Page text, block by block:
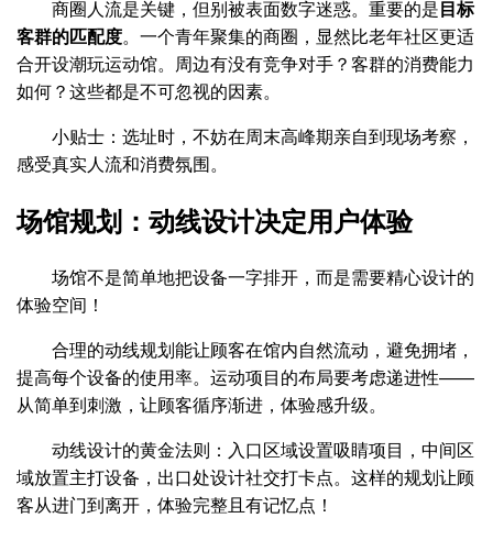
商圈人流是关键，但别被表面数字迷惑。重要的是目标
客群的匹配度。一个青年聚集的商圈，显然比老年社区更适
合开设潮玩运动馆。周边有没有竞争对手？客群的消费能力
如何？这些都是不可忽视的因素。
小贴士：选址时，不妨在周末高峰期亲自到现场考察，
感受真实人流和消费氛围。
场馆规划：动线设计决定用户体验
场馆不是简单地把设备一字排开，而是需要精心设计的
体验空间！
合理的动线规划能让顾客在馆内自然流动，避免拥堵，
提高每个设备的使用率。运动项目的布局要考虑递进性——
从简单到刺激，让顾客循序渐进，体验感升级。
动线设计的黄金法则：入口区域设置吸睛项目，中间区
域放置主打设备，出口处设计社交打卡点。这样的规划让顾
客从进门到离开，体验完整且有记忆点！